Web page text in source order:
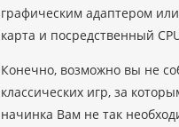
графическим адаптером
карта и посредственный
Конечно, возможно вы не
классических игр, за
начинка Вам не так